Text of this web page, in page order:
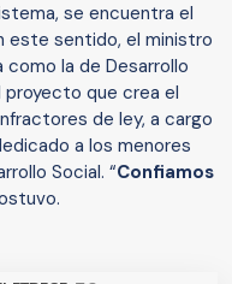
se encuentra el
este sentido, el ministro
la de Desarrollo
proyecto que crea el
de ley, a cargo
a los menores
Social. “Confiamos